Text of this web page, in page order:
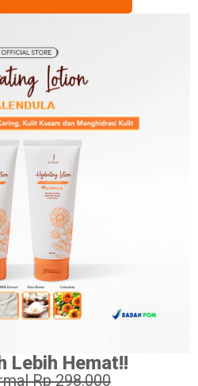
Lebih Hemat!!
Rp 298.000